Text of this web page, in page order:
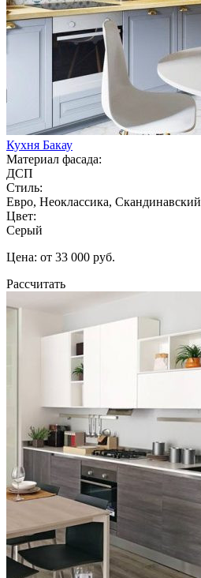
Кухня Бакау
Материал фасада:
ДСП
Стиль:
Евро, Неоклассика, Скандинавский
Цвет:
Серый
Цена: от 33 000 руб.
Рассчитать